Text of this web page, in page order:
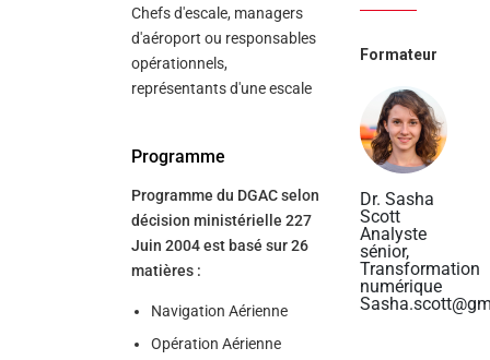
Chefs d'escale, managers
d'aéroport ou responsables
opérationnels,
représentants d'une escale
Programme
Programme du DGAC selon
décision ministérielle 227
Juin 2004 est basé sur 26
matières :
Navigation Aérienne
Opération Aérienne
Formateur
Dr. Sasha
Scott
Analyste
sénior,
Transformation
numérique